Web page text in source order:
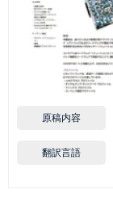
原稿内容
翻訳言語